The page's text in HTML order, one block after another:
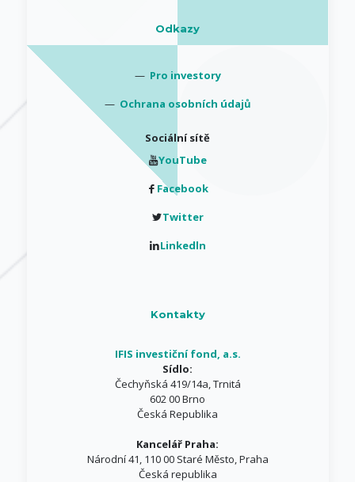
Odkazy
— Pro investory
— Ochrana osobních údajů
Sociální sítě
YouTube
Facebook
Twitter
Linkedln
Kontakty
IFIS investiční fond, a.s.
Sídlo:
Čechyňská 419/14a, Trnitá
602 00 Brno
Česká Republika
Kancelář Praha:
Národní 41, 110 00 Staré Město, Praha
Česká republika